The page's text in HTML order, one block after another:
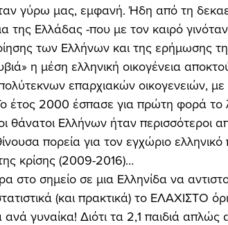
γύρω μας, εμφανή. Ήδη από τη
της Ελλάδας -που με τον καιρό
των Ελλήνων και της ερήμωσης
η μέση ελληνική οικογένεια
επαρχιακών οικογενειών,
έτος 2000 έσπασε για πρώτη φορά
θάνατοι Ελλήνων ήταν περισσότεροι
πορεία για τον εγχώριο
κρίσης (2009-2016)…
στο σημείο σε μια Ελληνίδα να
(και πρακτικά) το ΕΛΑΧΙΣΤΟ
ανά γυναίκα! Διότι τα 2,1 παιδιά